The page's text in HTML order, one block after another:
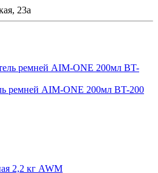
23а
ремней AIM-ONE 200мл BT-200